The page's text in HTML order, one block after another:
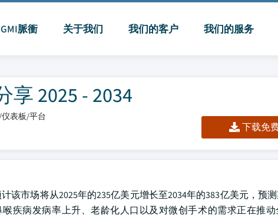
GMI脈衝 关于我们 我们的客户 我们的服务
2025 - 2034
仪表板/平台
下载免
该市场将从2025年的235亿美元增长至2034年的383亿美元，预
疾病发病率上升、老龄化人口以及对微创手术的需求正在推